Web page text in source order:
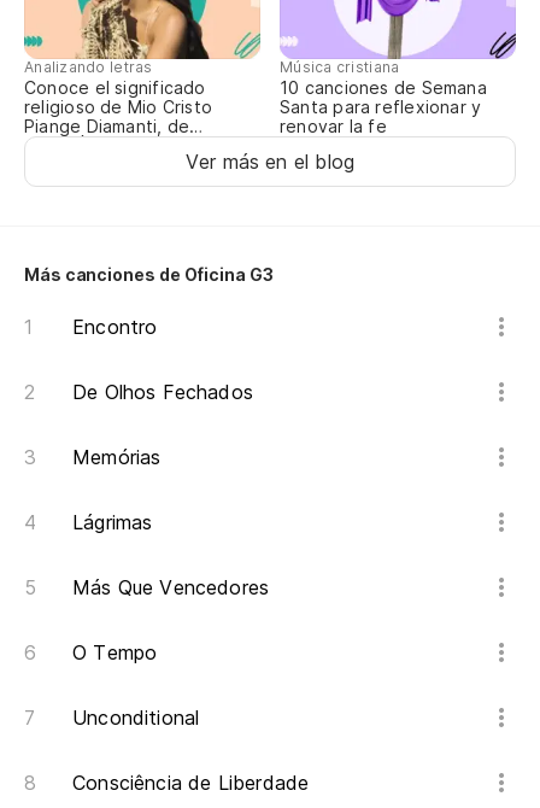
Analizando letras
Conoce el significado
religioso de Mio Cristo
Piange Diamanti, de
ROSALÍA
Música cristiana
10 canciones de Semana
Santa para reflexionar y
renovar la fe
Ver más en el blog
Más canciones de Oficina G3
Encontro
De Olhos Fechados
Memórias
Lágrimas
Más Que Vencedores
O Tempo
Unconditional
Consciência de Liberdade